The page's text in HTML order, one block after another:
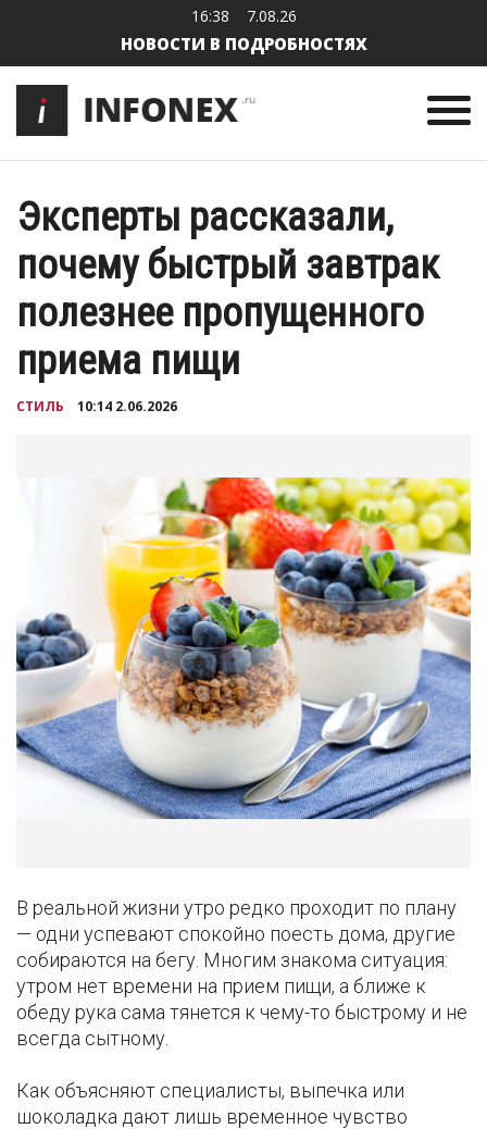
16:38 7.08.26
НОВОСТИ В ПОДРОБНОСТЯХ
Эксперты рассказали,
почему быстрый завтрак
полезнее пропущенного
приема пищи
СТИЛЬ 10:14 2.06.2026
В реальной жизни утро редко проходит по плану
— одни успевают спокойно поесть дома, другие
собираются на бегу. Многим знакома ситуация:
утром нет времени на прием пищи, а ближе к
обеду рука сама тянется к чему-то быстрому и не
всегда сытному.
Как объясняют специалисты, выпечка или
шоколадка дают лишь временное чувство